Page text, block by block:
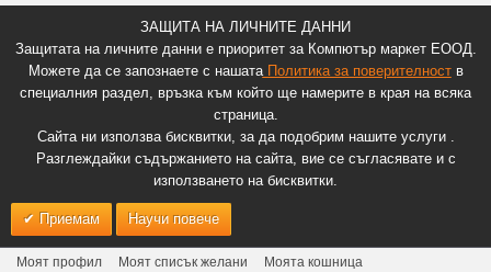
ЗАЩИТА НА ЛИЧНИТЕ ДАННИ
Защитата на личните данни е приоритет за Компютър маркет ЕООД.
Можете да се запознаете с нашатаПолитика за поверителноств
специалния раздел, връзка към който ще намерите в края на всяка
страница.
Сайта ни използва бисквитки, за да подобрим нашите услуги .
Разглеждайки съдържанието на сайта, вие се съгласявате и с
използването на бисквитки.
Приемам Научи повече
Моят профил Моят списък желани
Моята кошница